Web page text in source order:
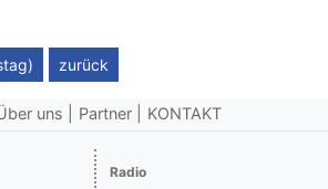
zurück
uns Partner KONTAKT
Radio